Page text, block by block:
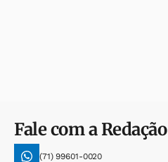
Fale com a Redação
(71) 99601-0020